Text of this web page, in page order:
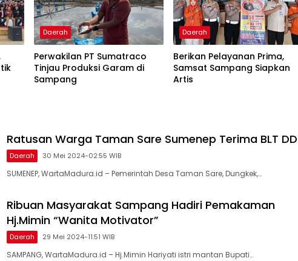
Daerah
Perwakilan PT Sumatraco
Tinjau Produksi Garam di
Sampang
Daerah
Berikan Pelayanan Prima,
Samsat Sampang Siapkan
Artis
Ratusan Warga Taman Sare Sumenep Terima BLT DD
Daerah 30 Mei 2024-02:55 WIB
SUMENEP, WartaMadura.id – Pemerintah Desa Taman Sare, Dungkek,…
Ribuan Masyarakat Sampang Hadiri Pemakaman
Hj.Mimin “Wanita Motivator”
Daerah 29 Mei 2024-11:51 WIB
SAMPANG, WartaMadura.id – Hj.Mimin Hariyati istri mantan Bupati…